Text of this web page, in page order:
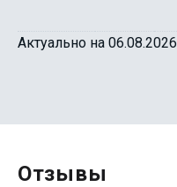
Актуально на 06.08.2026
Отзывы